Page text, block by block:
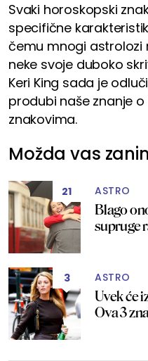
Svaki horoskopski
specifične
čemu mnogi astrolozi
neke svoje duboko
Keri King sada je
produbi naše znanje
znakovima.
Možda vas
21 ASTRO
Blago
supruge
3 ASTRO
Uvek će
Ova 3